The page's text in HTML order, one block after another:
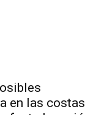
en las costas